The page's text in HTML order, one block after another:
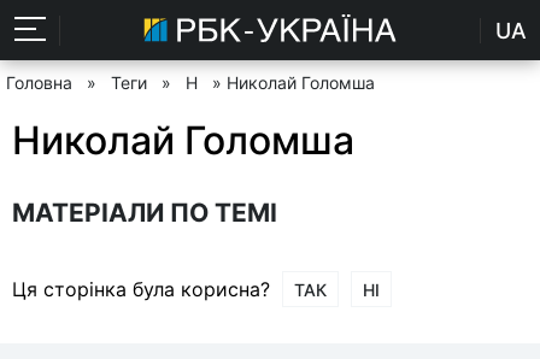
UA
Головна » Теги » Н » Николай Голомша
Николай Голомша
МАТЕРІАЛИ ПО ТЕМІ
Ця сторінка була корисна? ТАК НІ